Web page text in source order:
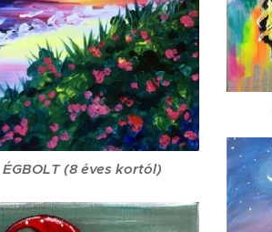
(8 éves kortól)